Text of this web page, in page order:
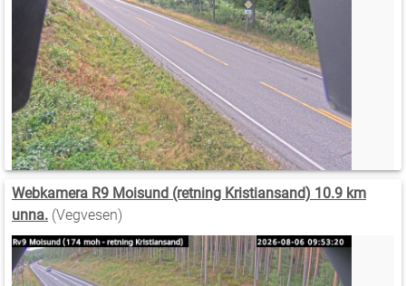
Webkamera R9 Moisund (retning Kristiansand) 10.9 km
unna. (Vegvesen)